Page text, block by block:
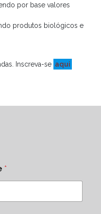
por base valores
produtos biológicos e
Inscreva-se aqui
*